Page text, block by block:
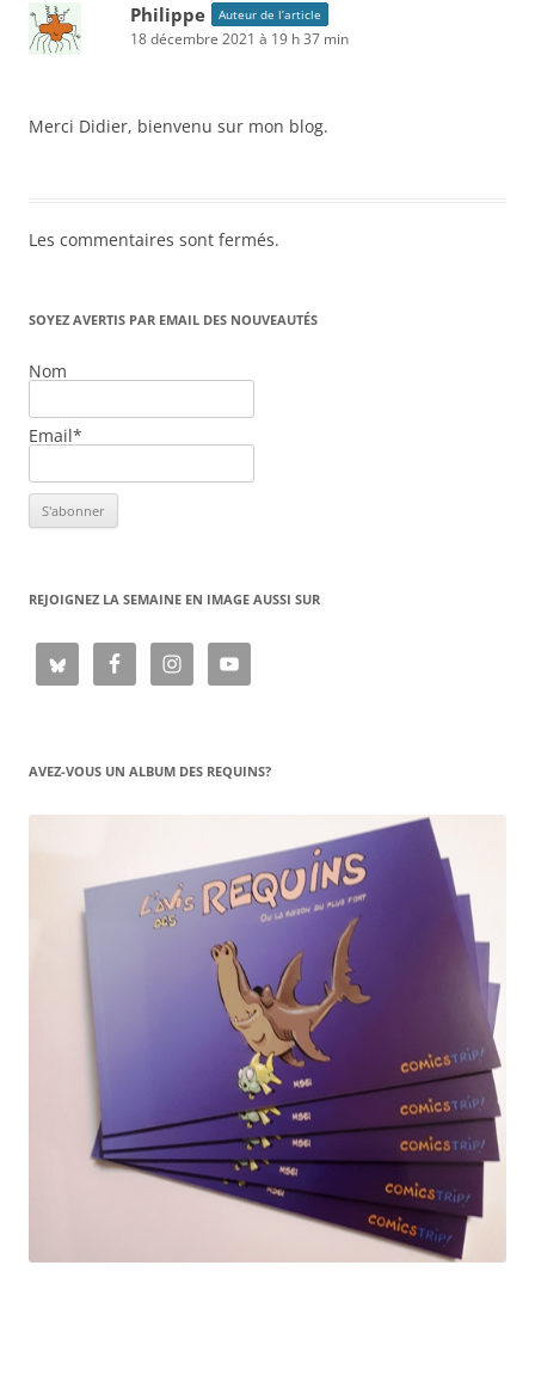
Philippe Auteur de l’article
18 décembre 2021 à 19 h 37 min
Merci Didier, bienvenu sur mon blog.
Les commentaires sont fermés.
SOYEZ AVERTIS PAR EMAIL DES NOUVEAUTÉS
Nom
Email*
REJOIGNEZ LA SEMAINE EN IMAGE AUSSI SUR
AVEZ-VOUS UN ALBUM DES REQUINS?